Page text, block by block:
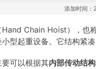
添加时间：
Hand Chain Hoist），也
型起重设备。它结构紧
可以根据其内部传动结构